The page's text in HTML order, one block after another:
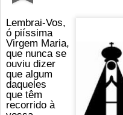
Lembrai-Vos,
ó piíssima
Virgem Maria,
que nunca se
ouviu dizer
que algum
daqueles
que têm
recorrido à